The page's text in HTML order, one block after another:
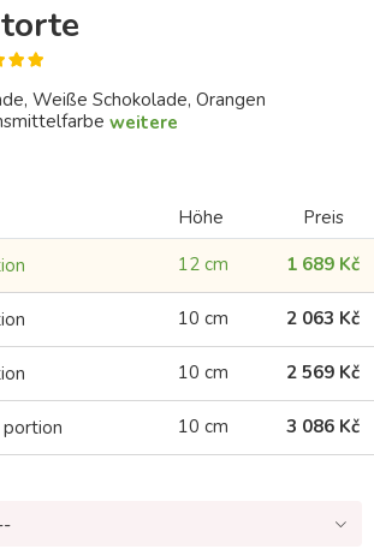
Weiße Schokolade, Orangen
weitere
Höhe
Preis
12 cm 1 689 Kč
10 cm 2 063 Kč
10 cm 2 569 Kč
portion 10 cm 3 086 Kč